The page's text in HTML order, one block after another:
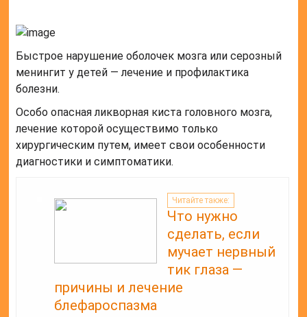
Быстрое нарушение оболочек мозга или серозный
менингит у детей — лечение и профилактика
болезни.
Особо опасная ликворная киста головного мозга,
лечение которой осуществимо только
хирургическим путем, имеет свои особенности
диагностики и симптоматики.
Читайте также:
Что нужно
сделать, если
мучает нервный
тик глаза —
причины и лечение
блефароспазма